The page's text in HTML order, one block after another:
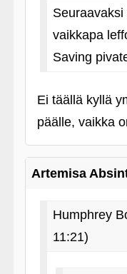
vaikkapa
Saving
Ei täällä kyllä
päälle, vaikka
Artemisa
Humphrey
11:21)